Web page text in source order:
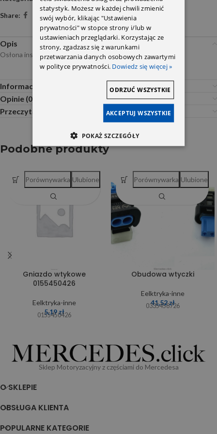
Share:
Opis
Osłona instalacji przewodów strona prawa 2055468080
Informacje dodatkowe
Opinie (0)
Przeczytaj Przed Zakupem
Podobne produkty
Gniazdo wtykowe
0155450426
Eelktryka-inne
5,19zł
0155450426
Porównywarka Ulubione
Obudowa wtyczki
Eelktryka-inne
41,52zł
0335458726
Porównywarka Ulubione
Sklep Motoryzacyjny z częściami do Mercedesa
O SKLEPIE
OBSŁUGA KLIENTA
POPULARNE KATEGORIE
statystyk. Możesz w każdej chwili zmienić
swój wybór, klikając "Ustawienia
prywatności" w stopce strony i/lub w
ustawieniach przeglądarki. Korzystając ze
strony, zgadzasz się z warunkami
przetwarzania danych osobowych zawartymi
w polityce prywatności. Dowiedz się więcej »
AKCEPTUJ WSZYSTKIE
ODRZUĆ WSZYSTKIE
POKAŻ SZCZEGÓŁY